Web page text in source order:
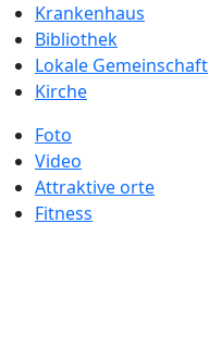
Krankenhaus
Bibliothek
Lokale Gemeinschaft
Kirche
Foto
Video
Attraktive orte
Fitness